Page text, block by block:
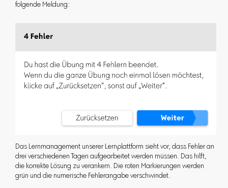
folgende Meldung:
Das Lernmanagement unserer Lernplattform sieht vor, dass Fehler an
drei verschiedenen Tagen aufgearbeitet werden müssen. Das hilft,
die korrekte Lösung zu verankern. Die roten Markierungen werden
grün und die numerische Fehlerangabe verschwindet.